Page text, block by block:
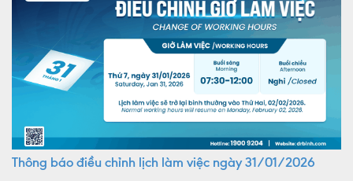
Thông báo điều chỉnh lịch làm việc ngày 31/01/2026